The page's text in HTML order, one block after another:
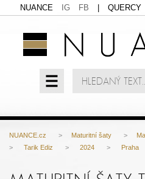
NUANCE IG FB QUERCY
NUANCE.cz > Maturitní šaty >
>
Tarik Ediz > 2024 > Praha